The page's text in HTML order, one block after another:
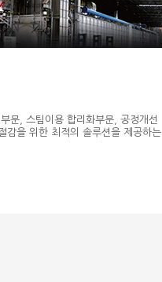
문, 스팀이용 합리화부문, 공정개선
감을 위한 최적의 솔루션을 제공하는